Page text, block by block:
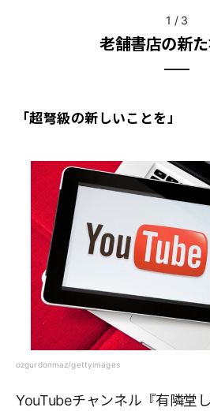
1 / 3
老舗書店の新
「超弩級の新しいことを」
ozgurdonmaz/gettyimages
YouTubeチャンネル『有隣堂